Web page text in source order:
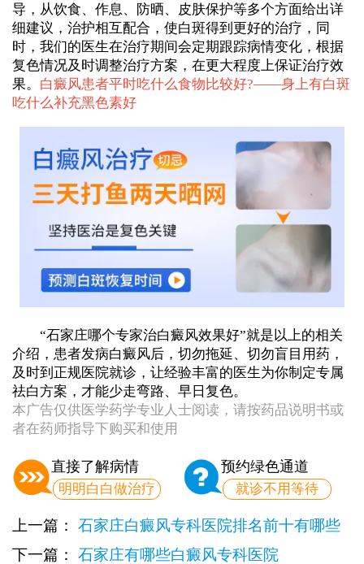
导，从饮食、作息、防晒、皮肤保护等多个方面给出详
细建议，治护相互配合，使白斑得到更好的治疗，同
时，我们的医生在治疗期间会定期跟踪病情变化，根据
复色情况及时调整治疗方案，在更大程度上保证治疗效
果。 白癜风患者平时吃什么食物比较好?——身上有白斑
吃什么补充黑色素好
“石家庄哪个专家治白癜风效果好”就是以上的相关
介绍，患者发病白癜风后，切勿拖延、切勿盲目用药，
及时到正规医院就诊，让经验丰富的医生为你制定专属
祛白方案，才能少走弯路、早日复色。
本广告仅供医学药学专业人士阅读，请按药品说明书或
者在药师指导下购买和使用
直接了解病情
明明白白做治疗
预约绿色通道
就诊不用等待
上一篇： 石家庄白癜风专科医院排名前十有哪些
下一篇： 石家庄有哪些白癜风专科医院